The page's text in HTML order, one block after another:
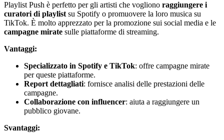
Playlist Push è perfetto per gli artisti che vogliono raggiungere i
curatori di playlist su Spotify o promuovere la loro musica su
TikTok. È molto apprezzato per la promozione sui social media e le
campagne mirate sulle piattaforme di streaming.
Vantaggi:
Specializzato in Spotify e TikTok: offre campagne mirate
per queste piattaforme.
Report dettagliati: fornisce analisi delle prestazioni delle
campagne.
Collaborazione con influencer: aiuta a raggiungere un
pubblico giovane.
Svantaggi: